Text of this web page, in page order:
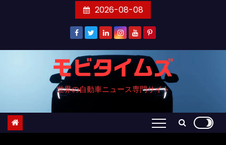
ン
プ
2026-08-08
モビタイムズ
世界の自動車ニュース専門サイト